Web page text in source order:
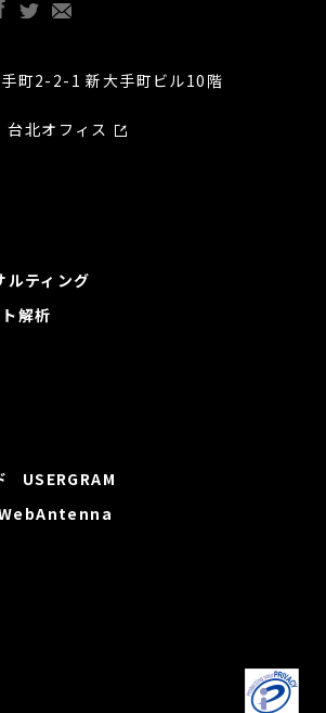
町2-2-1 新大手町ビル10階
台北オフィス
ルティング
解析
USERGRAM